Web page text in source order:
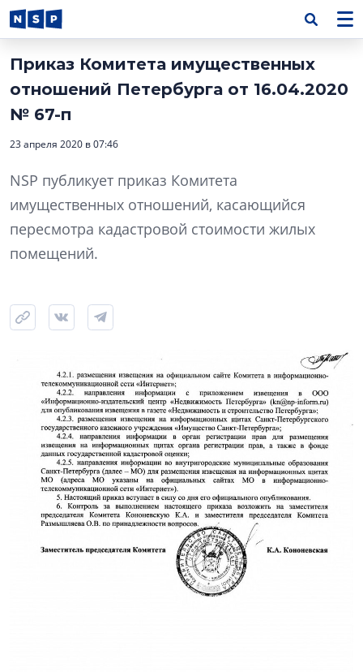
Приказ Комитета имущественных
отношений Петербурга от 16.04.2020
№ 67-п
23 апреля 2020 в 07:46
NSP публикует приказ Комитета
имущественных отношений, касающийся
пересмотра кадастровой стоимости жилых
помещений.